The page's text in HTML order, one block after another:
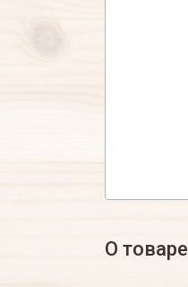
О товаре